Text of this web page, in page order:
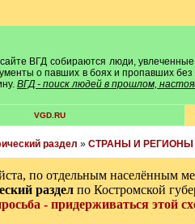
ВГД собираются люди, увлеченные
о павших в боях и пропавших без
ВГД - поиск людей в прошлом,
VGD.RU
раздел » СТРАНЫ И РЕГИОНЫ
по отдельным населённым
разделпо Костромской
- придерживаться этой